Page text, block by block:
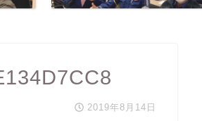
2019年8月14日